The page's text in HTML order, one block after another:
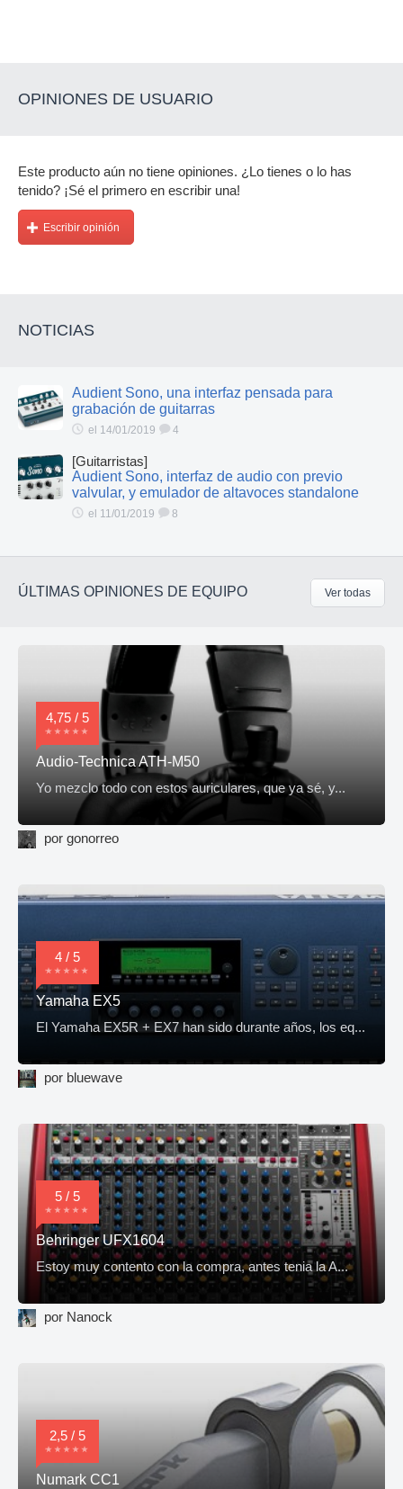
OPINIONES DE USUARIO
Este producto aún no tiene opiniones. ¿Lo tienes o lo has
tenido? ¡Sé el primero en escribir una!
Escribir opinión
NOTICIAS
Audient Sono, una interfaz pensada para
grabación de guitarras
el 14/01/2019 4
[Guitarristas]
Audient Sono, interfaz de audio con previo
valvular, y emulador de altavoces standalone
el 11/01/2019 8
ÚLTIMAS OPINIONES DE EQUIPO Ver todas
4,75 / 5
Audio-Technica ATH-M50
Yo mezclo todo con estos auriculares, que ya sé, y...
por gonorreo
4 / 5
Yamaha EX5
El Yamaha EX5R + EX7 han sido durante años, los eq...
por bluewave
5 / 5
Behringer UFX1604
Estoy muy contento con la compra, antes tenia la A...
por Nanock
2,5 / 5
Numark CC1